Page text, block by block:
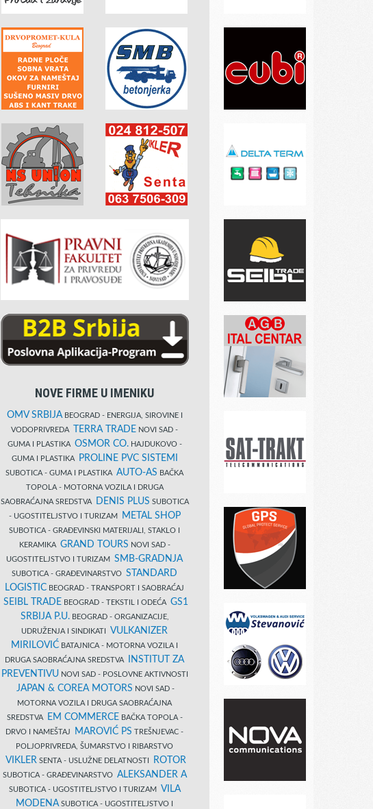
NOVE FIRME U IMENIKU
OMV SRBIJABEOGRAD - ENERGIJA, SIROVINE I
VODOPRIVREDA
TERRA TRADE NOVI SAD -
GUMA I PLASTIKA OSMOR CO.HAJDUKOVO -
GUMA I PLASTIKA
PROLINE PVC SISTEMI
SUBOTICA - GUMA I PLASTIKA AUTO-AS BAČKA
TOPOLA - MOTORNA VOZILA I DRUGA
SAOBRAĆAJNA SREDSTVA
DENIS PLUS SUBOTICA
- UGOSTITELJSTVO I TURIZAM
METAL SHOP
SUBOTICA - GRAĐEVINSKI MATERIJALI, STAKLO I
KERAMIKA GRAND TOURS NOVI SAD -
UGOSTITELJSTVO I TURIZAM SMB-GRADNJA
SUBOTICA - GRAĐEVINARSTVO STANDARD
LOGISTIC BEOGRAD - TRANSPORT I SAOBRAĆAJ
SEIBL TRADE BEOGRAD - TEKSTIL I ODEĆA GS1
SRBIJA P.U.BEOGRAD - ORGANIZACIJE,
UDRUŽENJA I SINDIKATI VULKANIZER
MIRILOVIĆ BATAJNICA - MOTORNA VOZILA I
DRUGA SAOBRAĆAJNA SREDSTVA
INSTITUT ZA
PREVENTIVUNOVI SAD - POSLOVNE AKTIVNOSTI
JAPAN & COREA MOTORS NOVI SAD -
MOTORNA VOZILA I DRUGA SAOBRAĆAJNA
SREDSTVA
EM COMMERCE BAČKA TOPOLA -
DRVO I NAMEŠTAJ
MAROVIĆ PS TREŠNJEVAC -
POLJOPRIVREDA, ŠUMARSTVO I RIBARSTVO
VIKLER SENTA - USLUŽNE DELATNOSTI ROTOR
SUBOTICA - GRAĐEVINARSTVO ALEKSANDER A
SUBOTICA - UGOSTITELJSTVO I TURIZAM VILA
MODENA SUBOTICA - UGOSTITELJSTVO I